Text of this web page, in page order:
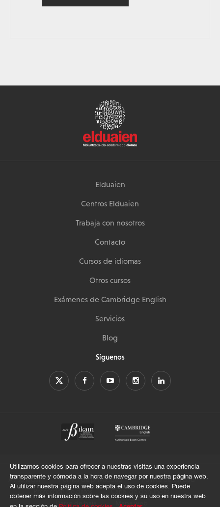
Utilizamos cookies para ofrecer a nuestras visitas una experiencia
transparente y cómoda a la hora de navegar por nuestra página web.
Al utilizar nuestra página web acepta el uso de cookies. Puede
obtener más información sobre las cookies y su uso en nuestra web
Elduaien
Centros Elduaien
Trabaja con nosotros
Contacto
Cursos de idiomas
Otros cursos
Exámenes de Cambridge English
Servicios
Blog
Síguenos
Aviso legal Política de privacidad
Política de calidad
Protección de datos
Darse de baja
Mapa web